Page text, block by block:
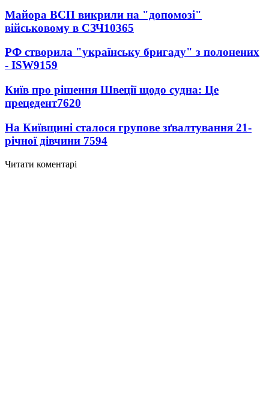
Майора ВСП викрили на "допомозі"
військовому в СЗЧ10365
РФ створила "українську бригаду" з полонених
- ISW9159
Київ про рішення Швеції щодо судна: Це
прецедент7620
На Київщині сталося групове зґвалтування 21-
річної дівчини 7594
Читати коментарі